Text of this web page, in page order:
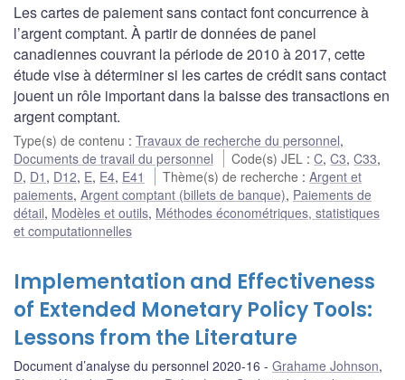
Les cartes de paiement sans contact font concurrence à
l’argent comptant. À partir de données de panel
canadiennes couvrant la période de 2010 à 2017, cette
étude vise à déterminer si les cartes de crédit sans contact
jouent un rôle important dans la baisse des transactions en
argent comptant.
Type(s) de contenu : Travaux de recherche du personnel,
Documents de travail du personnel
Code(s) JEL :C,C3,C33,
D, D1 , D12, E, E4, E41 Thème(s) de recherche :Argent et
paiements, Argent comptant (billets de banque), Paiements de
détail, Modèles et outils, Méthodes économétriques, statistiques
et computationnelles
Implementation and Effectiveness
of Extended Monetary Policy Tools:
Lessons from the Literature
Document d’analyse du personnel 2020-16 Grahame Johnson,